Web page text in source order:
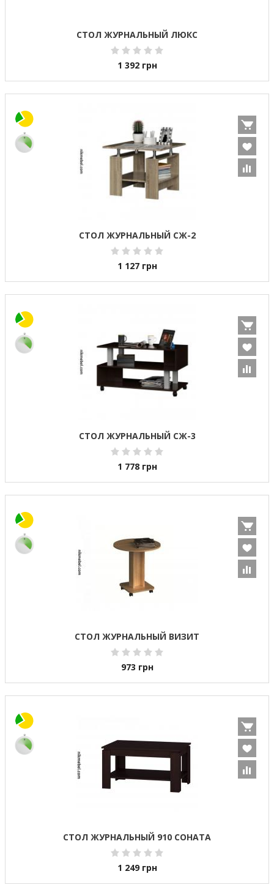
СТОЛ ЖУРНАЛЬНЫЙ ЛЮКС
1 392 грн
CТОЛ ЖУРНАЛЬНЫЙ СЖ-2
1 127 грн
СТОЛ ЖУРНАЛЬНЫЙ СЖ-3
1 778 грн
СТОЛ ЖУРНАЛЬНЫЙ ВИЗИТ
973 грн
СТОЛ ЖУРНАЛЬНЫЙ 910 СОНАТА
1 249 грн